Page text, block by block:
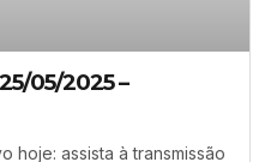
05/2025 –
hoje: assista à transmissão